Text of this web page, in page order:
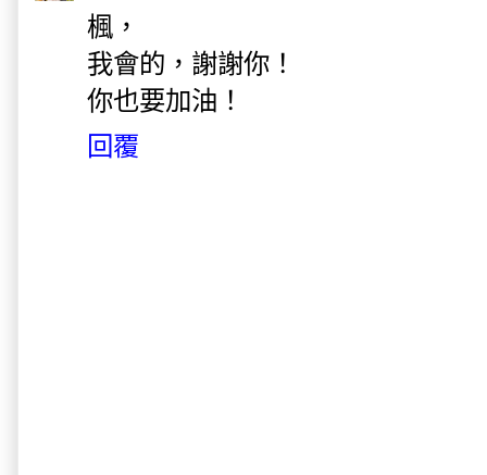
楓，
我會的，謝謝你！
你也要加油！
回覆